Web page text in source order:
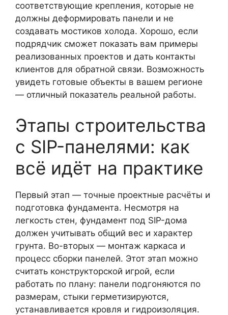
соответствующие крепления, которые не
должны деформировать панели и не
создавать мостиков холода. Хорошо, если
подрядчик сможет показать вам примеры
реализованных проектов и дать контакты
клиентов для обратной связи. Возможность
увидеть готовые объекты в вашем регионе
— отличный показатель реальной работы.
Этапы строительства
с SIP-панелями: как
всё идёт на практике
Первый этап — точные проектные расчёты и
подготовка фундамента. Несмотря на
легкость стен, фундамент под SIP-дома
должен учитывать общий вес и характер
грунта. Во-вторых — монтаж каркаса и
процесс сборки панелей. Этот этап можно
считать конструкторской игрой, если
работать по плану: панели подгоняются по
размерам, стыки герметизируются,
устанавливается кровля и гидроизоляция.